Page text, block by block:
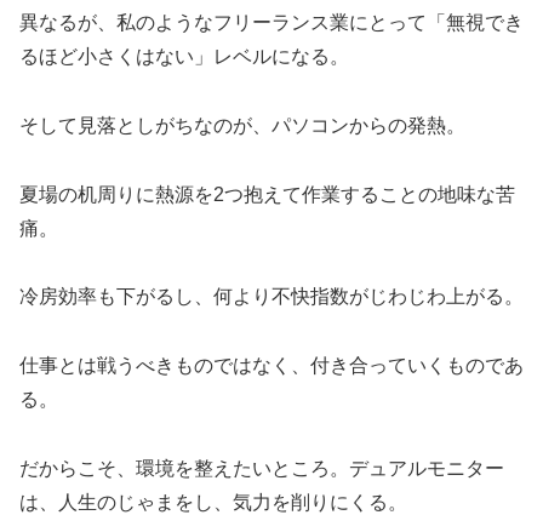
異なるが、私のようなフリーランス業にとって「無視でき
るほど小さくはない」レベルになる。
そして見落としがちなのが、パソコンからの発熱。
夏場の机周りに熱源を2つ抱えて作業することの地味な苦
痛。
冷房効率も下がるし、何より不快指数がじわじわ上がる。
仕事とは戦うべきものではなく、付き合っていくものであ
る。
だからこそ、環境を整えたいところ。デュアルモニター
は、人生のじゃまをし、気力を削りにくる。